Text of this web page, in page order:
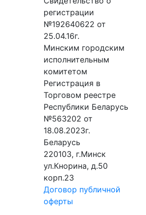
регистрации
№192640622 от
25.04.16г.
Минским городским
исполнительным
комитетом
Регистрация в
Торговом реестре
Республики Беларусь
№563202 от
18.08.2023г.
Беларусь
220103, г.Минск
ул.Кнорина, д.50
корп.23
Договор публичной
оферты